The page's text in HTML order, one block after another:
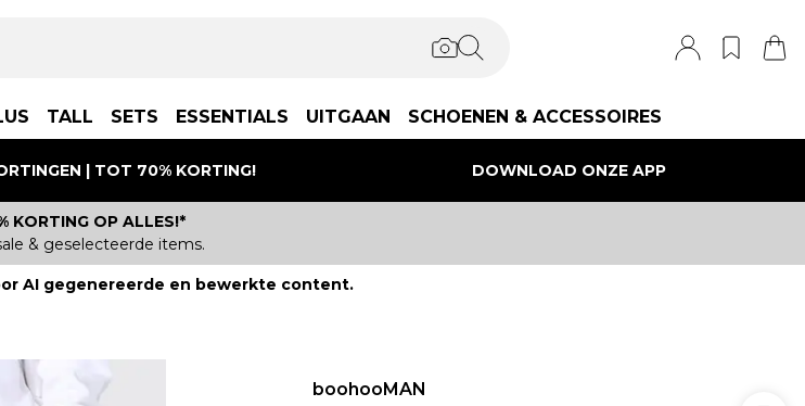
TALL SETS ESSENTIALS UITGAAN SCHOENEN & ACCESSOIRES
| TOT 70% KORTING! DOWNLOAD ONZE APP
KORTING OP ALLES!*
& geselecteerde items.
AI gegenereerde en bewerkte content.
boohooMAN